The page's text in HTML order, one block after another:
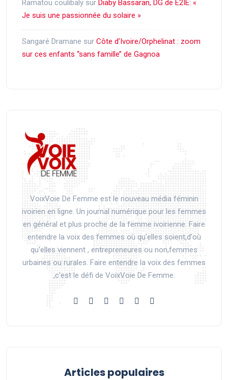
Ramatou coulibaly sur Diaby Bassaran, DG de E2IE: «
Je suis une passionnée du solaire »
Sangaré Dramane sur Côte d’Ivoire/Orphelinat : zoom
sur ces enfants ‘‘sans famille’’ de Gagnoa
VoixVoie De Femme est le nouveau média féminin
ivoirien en ligne. Un journal numérique pour les femmes
en général et plus proche de la femme ivoirienne. Faire
entendre la voix des femmes où qu'elles soient,d'où
qu'elles viennent , entrepreneures ou non,femmes
urbaines ou rurales. Faire entendre la voix des femmes
,c'est le défi de VoixVoie De Femme.
Articles populaires